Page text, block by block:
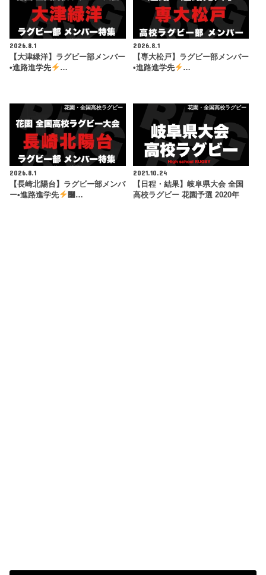
2026.8.1
【大津緑洋】ラグビー部メンバー
•進路進学先
…
2026.8.1
【専大松戸】ラグビー部メンバー
•進路進学先
…
花園・全国高校ラグビー
2026.8.1
【長崎北陽台】ラグビー部メンバ
ー•進路進学先
࿠…
花園・全国高校ラグビー
2021.10.24
【日程・結果】岐阜県大会 全国
高校ラグビー 花園予選 2020年